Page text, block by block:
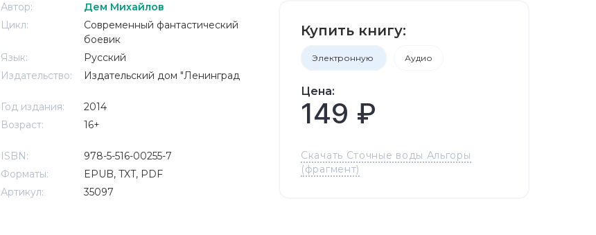
Автор:
Дем Михайлов
Цикл:
Современный фантастический
боевик
Язык:
Русский
Издательство:
Издательский дом "Ленинград
Год издания:
2014
Возраст:
16+
ISBN:
978-5-516-00255-7
Форматы:
EPUB, TXT, PDF
Артикул:
35097
Купить книгу:
Электронную Аудио
Цена:
149 ₽
Скачать Сточные воды Альгоры
(фрагмент)